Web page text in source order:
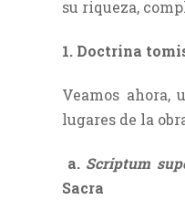
su riqueza,
1. Doctrina
Veamos ahora,
lugares de la
a. Scriptum
Sacra